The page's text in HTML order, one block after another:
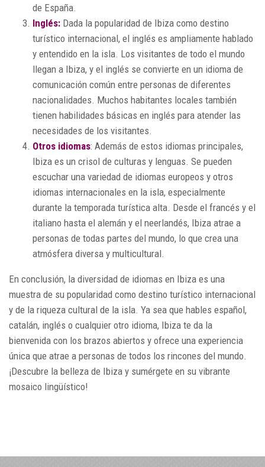
de España.
Inglés:Dada la popularidad de Ibiza como destino
turístico internacional, el inglés es ampliamente hablado
y entendido en la isla. Los visitantes de todo el mundo
llegan a Ibiza, y el inglés se convierte en un idioma de
comunicación común entre personas de diferentes
nacionalidades. Muchos habitantes locales también
tienen habilidades básicas en inglés para atender las
necesidades de los visitantes.
Otros idiomas: Además de estos idiomas principales,
Ibiza es un crisol de culturas y lenguas. Se pueden
escuchar una variedad de idiomas europeos y otros
idiomas internacionales en la isla, especialmente
durante la temporada turística alta. Desde el francés y el
italiano hasta el alemán y el neerlandés, Ibiza atrae a
personas de todas partes del mundo, lo que crea una
atmósfera diversa y multicultural.
En conclusión, la diversidad de idiomas en Ibiza es una
muestra de su popularidad como destino turístico internacional
y de la riqueza cultural de la isla. Ya sea que hables español,
catalán, inglés o cualquier otro idioma, Ibiza te da la
bienvenida con los brazos abiertos y ofrece una experiencia
única que atrae a personas de todos los rincones del mundo.
¡Descubre la belleza de Ibiza y sumérgete en su vibrante
mosaico lingüístico!